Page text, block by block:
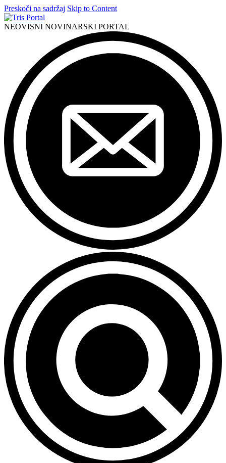
Preskoči na sadržaj Skip to Content
NEOVISNI NOVINARSKI PORTAL